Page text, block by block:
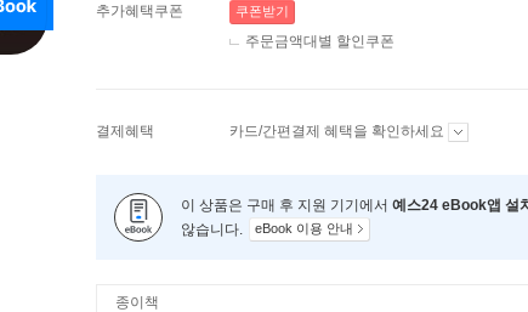
추가혜택쿠폰 쿠폰받기
주문금액대별 할인쿠폰
결제혜택 카드/간편결제 혜택을 확인하세요
이 상품은 구매 후 지원 기기에서 예스24 eBook앱 설
않습니다.
eBook 이용 안내
종이책